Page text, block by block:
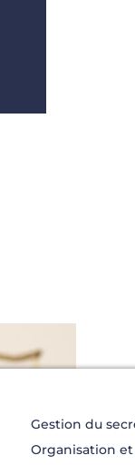
Gestion du
Organisation